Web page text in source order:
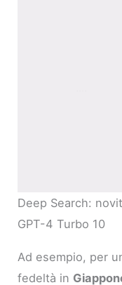
Deep Search:
GPT-4 Turbo 10
Ad esempio, per
fedeltà in